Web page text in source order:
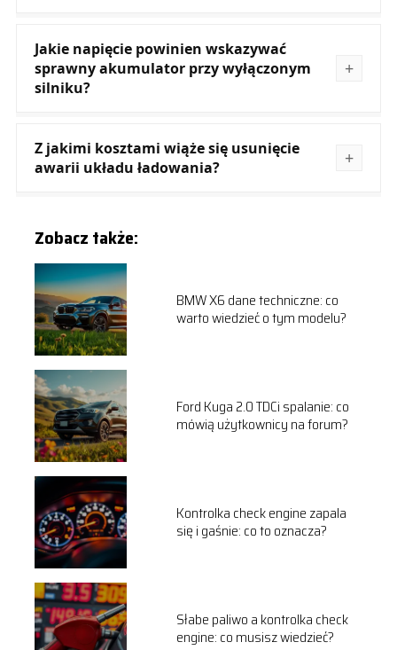
Jakie napięcie powinien wskazywać
sprawny akumulator przy wyłączonym
silniku?
Z jakimi kosztami wiąże się usunięcie
awarii układu ładowania?
Zobacz także:
BMW X6 dane techniczne: co
warto wiedzieć o tym modelu?
Ford Kuga 2.0 TDCi spalanie: co
mówią użytkownicy na forum?
Kontrolka check engine zapala
się i gaśnie: co to oznacza?
Słabe paliwo a kontrolka check
engine: co musisz wiedzieć?